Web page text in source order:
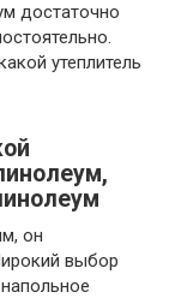
достаточно
утеплитель
он
выбор